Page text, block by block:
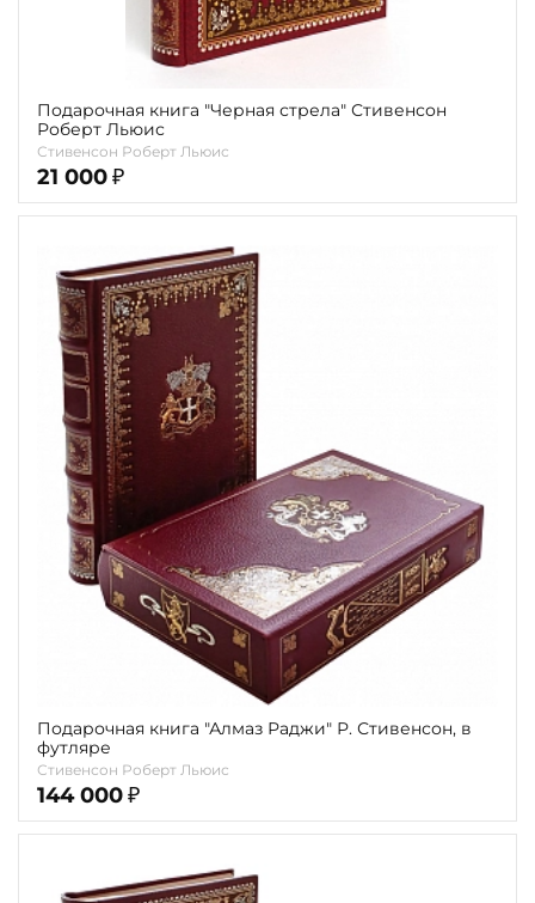
Подарочная книга "Черная стрела" Стивенсон
Роберт Льюис
Стивенсон Роберт Льюис
21 000 ₽
Подарочная книга "Алмаз Раджи" Р. Стивенсон, в
футляре
Стивенсон Роберт Льюис
144 000 ₽